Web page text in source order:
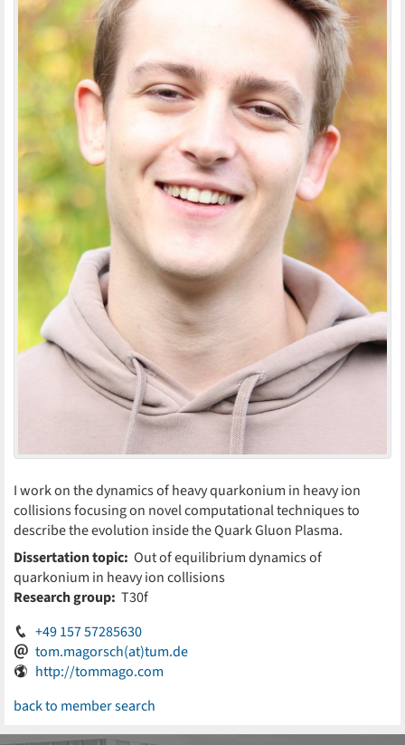
I work on the dynamics of heavy quarkonium in heavy ion
collisions focusing on novel computational techniques to
describe the evolution inside the Quark Gluon Plasma.
Dissertation topic: Out of equilibrium dynamics of
quarkonium in heavy ion collisions
Research group: T30f
+49 157 57285630
tom.magorsch(at)tum.de
http://tommago.com
back to member search